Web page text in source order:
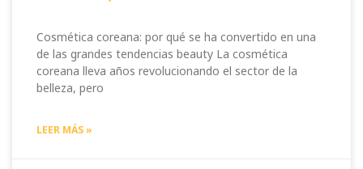
Cosmética coreana: por qué se ha convertido en una
de las grandes tendencias beauty La cosmética
coreana lleva años revolucionando el sector de la
belleza, pero
LEER MÁS »